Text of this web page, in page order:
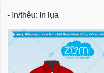
- In/thêu: In lụa